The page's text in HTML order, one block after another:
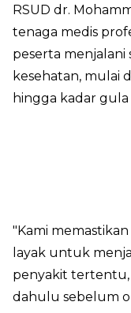
RSUD dr.
tenaga medis
peserta menjalani
kesehatan, mulai
hingga kadar gula
"Kami
layak untuk
penyakit tertentu,
dahulu sebelum